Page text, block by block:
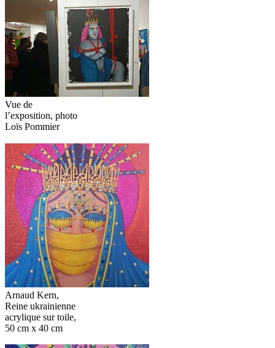
Vue de
l’exposition, photo
Loïs Pommier
Arnaud Kern,
Reine ukrainienne
acrylique sur toile,
50 cm x 40 cm